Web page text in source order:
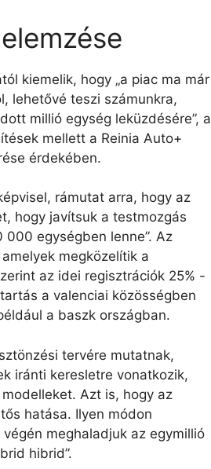
kiemelik, hogy „a piac ma már
lehetővé teszi számunkra,
millió egység leküzdésére”, a
mellett a Reinia Auto+
érdekében.
rámutat arra, hogy az
hogy javítsuk a testmozgás
egységben lenne”. Az
megközelítik a
az idei regisztrációk 25% -
a valenciai közösségben
a baszk országban.
tervére mutatnak,
iránti keresletre vonatkozik,
Azt is, hogy az
hatása. Ilyen módon
meghaladjuk az egymillió
hibrid”.